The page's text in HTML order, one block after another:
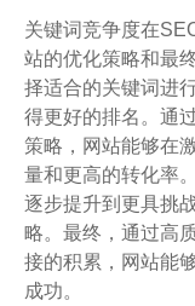
关键词竞争度在
站的优化策略和最
择适合的关键词进
得更好的排名。通
策略，网站能够在
量和更高的转化率
逐步提升到更具挑
略。最终，通过高
接的积累，网站能
成功。